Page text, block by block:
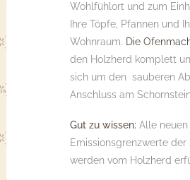
Wohlfühlort und zum
Ihre Töpfe, Pfannen und
Wohnraum. Die
den Holzherd komplett
sich um den sauberen
Anschluss am
Gut zu wissen: Alle neuen
Emissionsgrenzwerte der
werden vom Holzherd